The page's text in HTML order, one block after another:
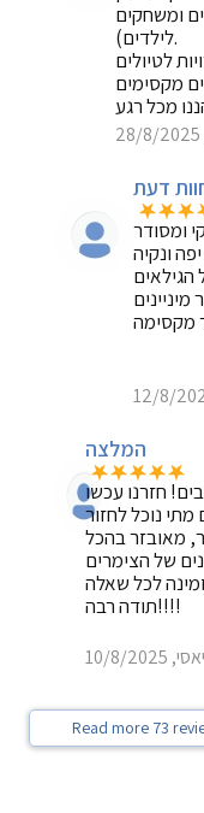
ומשחקים
לילדים).
לטיולים
דעת
ומסודר
המלצה
הייתי נותנת 10 כוכבים! חזרנו עכשו
של הצימרים
תודה רבה!!!!
2025
Read more 73